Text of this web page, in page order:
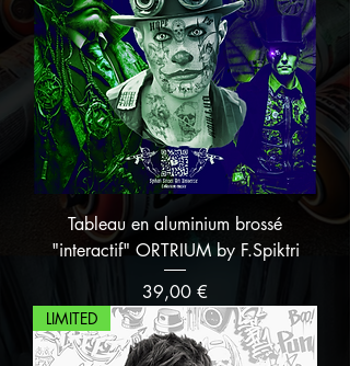
Tableau en aluminium brossé
"interactif" ORTRIUM by F.Spiktri
Prix
39,00 €
LIMITED